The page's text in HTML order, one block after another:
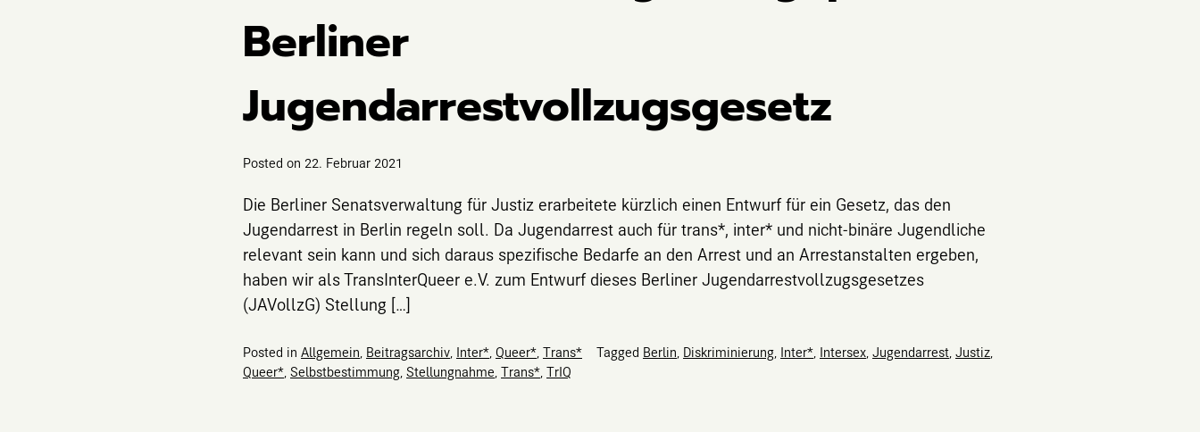
Berliner
Jugendarrestvollzugsgesetz
Posted on 22. Februar 2021
Die Berliner Senatsverwaltung für Justiz erarbeitete kürzlich einen Entwurf für ein Gesetz, das den
Jugendarrest in Berlin regeln soll. Da Jugendarrest auch für trans*, inter* und nicht-binäre Jugendliche
relevant sein kann und sich daraus spezifische Bedarfe an den Arrest und an Arrestanstalten ergeben,
haben wir als TransInterQueer e.V. zum Entwurf dieses Berliner Jugendarrestvollzugsgesetzes
(JAVollzG) Stellung […]
Posted in Allgemein, Beitragsarchiv, Inter*, Queer*, Trans* Tagged Berlin, Diskriminierung, Inter*, Intersex, Jugendarrest, Justiz,
Queer*, Selbstbestimmung, Stellungnahme, Trans*, TrIQ